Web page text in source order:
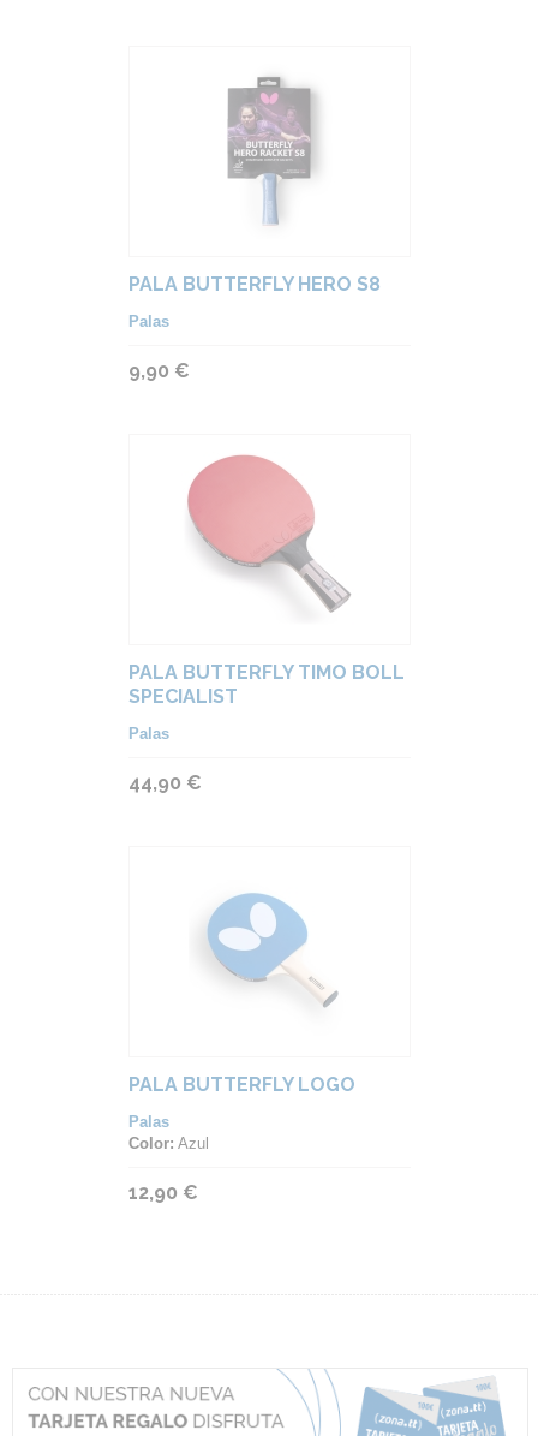
PALA BUTTERFLY HERO S8
Palas
9,90 €
PALA BUTTERFLY TIMO BOLL
SPECIALIST
Palas
44,90 €
PALA BUTTERFLY LOGO
Palas
Color: Azul
12,90 €